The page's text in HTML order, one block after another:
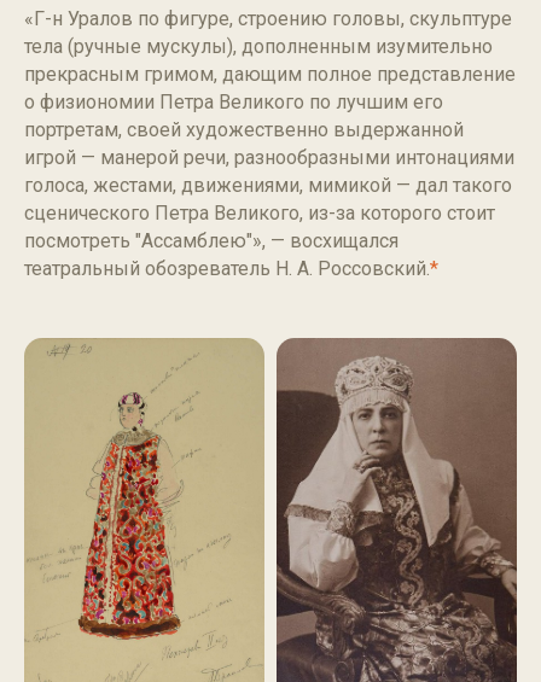
«Г-н Уралов по фигуре, строению головы, скульптуре
тела (ручные мускулы), дополненным изумительно
прекрасным гримом, дающим полное представление
о физиономии Петра Великого по лучшим его
портретам, своей художественно выдержанной
игрой — манерой речи, разнообразными интонациями
голоса, жестами, движениями, мимикой — дал такого
сценического Петра Великого, из-за которого стоит
посмотреть "Ассамблею"», — восхищался
театральный обозреватель Н. А. Россовский.*